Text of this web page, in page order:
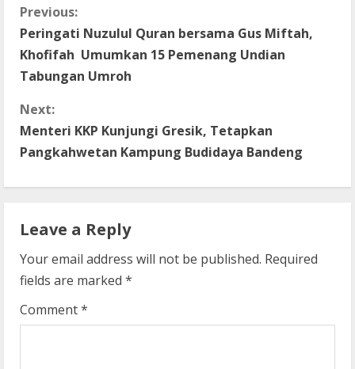
C
o
n
t
i
n
u
e
R
e
Previous:
Peringati Nuzulul Quran bersama Gus Miftah,
Khofifah Umumkan 15 Pemenang Undian
Tabungan Umroh
Next:
Menteri KKP Kunjungi Gresik, Tetapkan
Pangkahwetan Kampung Budidaya Bandeng
Leave a Reply
Your email address will not be published. Required
fields are marked *
Comment*